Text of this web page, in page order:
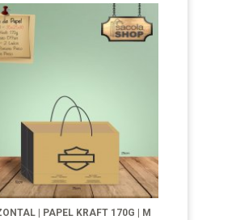
| PAPEL KRAFT 170G | M